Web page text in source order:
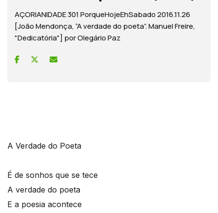
AÇORIANIDADE 301 PorqueHojeEhSabado 2016.11.26
[João Mendonça, “A verdade do poeta”. Manuel Freire,
"Dedicatória"] por Olegário Paz
A Verdade do Poeta
É de sonhos que se tece
A verdade do poeta
E a poesia acontece